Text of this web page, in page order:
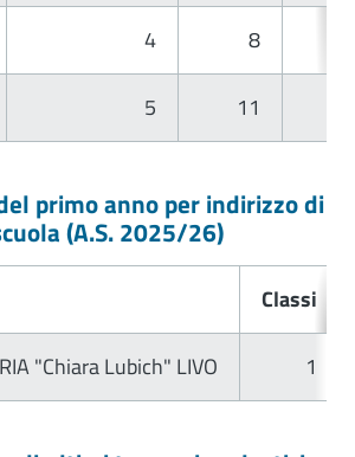
4 8
5 11
primo anno per indirizzo di
(A.S.2025/26)
Classi
"Chiara Lubich" LIVO 1